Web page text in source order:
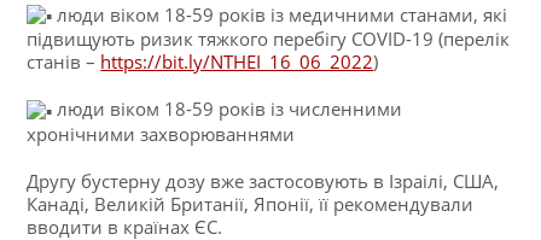
люди віком 18-59 років із медичними станами, які
підвищують ризик тяжкого перебігу COVID-19 (перелік
станів – https://bit.ly/NTHEI_16_06_2022)
люди віком 18-59 років із численними
хронічними захворюваннями
Другу бустерну дозу вже застосовують в Ізраілі, США,
Канаді, Великій Британії, Японії, її рекомендували
вводити в країнах ЄС.